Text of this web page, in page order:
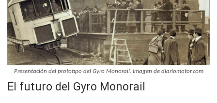
Presentación del prototipo del Gyro Monorail. Imagen de diariomotor.com
El futuro del Gyro Monorail